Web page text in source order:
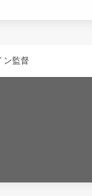
ン監督